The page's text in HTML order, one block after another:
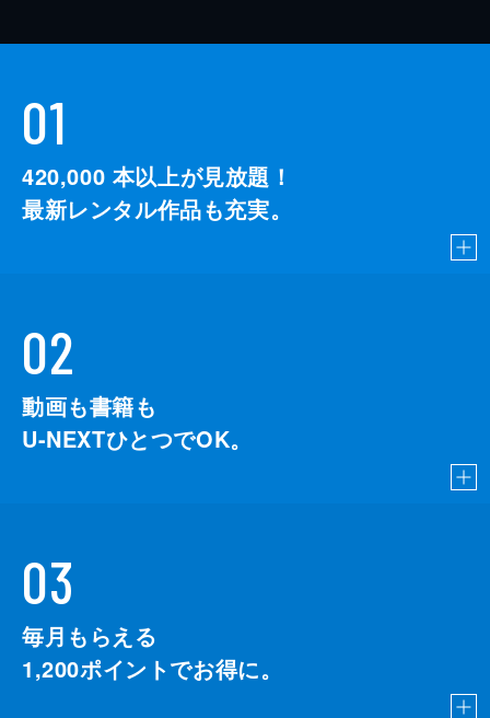
01
420,000 本以上が見放題！
最新レンタル作品も充実。
02
動画も書籍も
U-NEXTひとつでOK。
03
毎月もらえる
1,200ポイントでお得に。